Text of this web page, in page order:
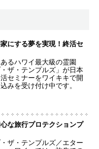
にする夢を実現！終活セ
るハワイ最大級の霊園
・ザ・テンプルズ」が日本
セミナーをワイキキで開
みを受け付け中です。
な旅行プロテクションプ
・ザ・テンプルズ／エター